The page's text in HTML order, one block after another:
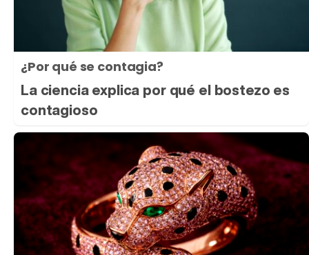
¿Por qué se contagia?
La ciencia explica por qué el bostezo es
contagioso